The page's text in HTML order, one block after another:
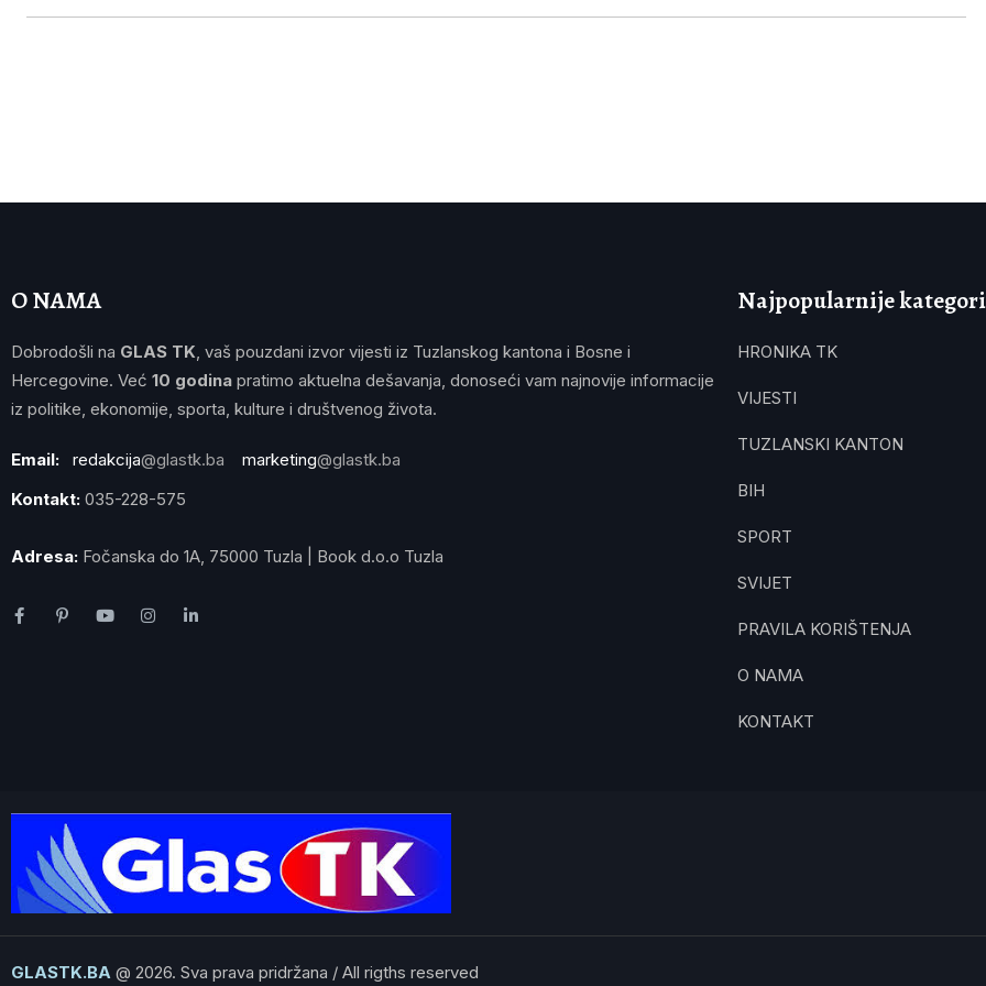
O NAMA
Dobrodošli na GLAS TK, vaš pouzdani izvor vijesti iz Tuzlanskog kantona i Bosne i
Hercegovine. Već 10 godina pratimo aktuelna dešavanja, donoseći vam najnovije informacije
iz politike, ekonomije, sporta, kulture i društvenog života.
Email: redakcija@glastk.ba marketing@glastk.ba
Kontakt: 035-228-575
Adresa: Fočanska do 1A, 75000 Tuzla | Book d.o.o Tuzla
Najpopularnije
HRONIKA TK
VIJESTI
TUZLANSKI KANTON
BIH
SPORT
SVIJET
PRAVILA KORIŠTENJA
O NAMA
KONTAKT
GLASTK.BA @ 2026. Sva prava pridržana / All rigths reserved